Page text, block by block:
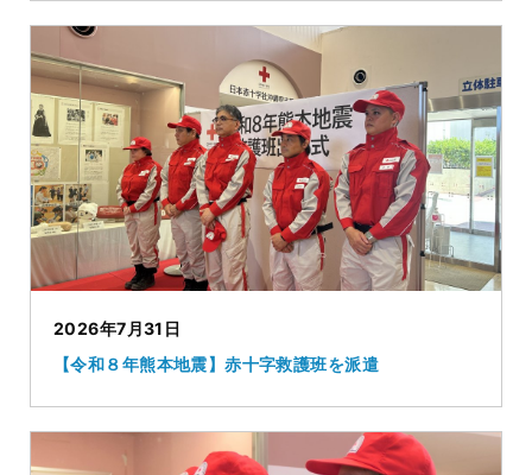
2026年7月31日
【令和８年熊本地震】赤十字救護班を派遣